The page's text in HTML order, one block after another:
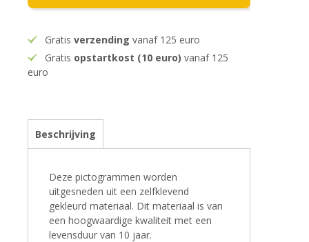
Gratisverzending vanaf 125 euro
Gratis opstartkost (10 euro) vanaf 125
euro
Beschrijving
Deze pictogrammen worden
uitgesneden uit een zelfklevend
gekleurd materiaal. Dit materiaal is van
een hoogwaardige kwaliteit met een
levensduur van 10 jaar.